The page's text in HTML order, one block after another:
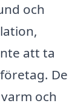
och
att ta
De
och